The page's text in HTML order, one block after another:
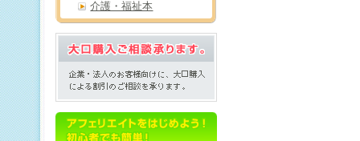
介護・福祉本